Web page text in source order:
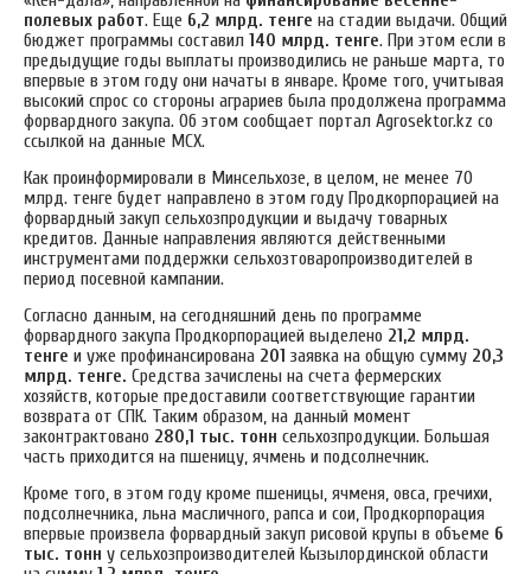
полевых работ. Еще 6,2 млрд. тенге на стадии выдачи. Общий
бюджет программы составил 140 млрд. тенге. При этом если в
предыдущие годы выплаты производились не раньше марта, то
впервые в этом году они начаты в январе. Кроме того, учитывая
высокий спрос со стороны аграриев была продолжена программа
форвардного закупа. Об этом сообщает портал Аgrosektor.kz со
ссылкой на данные МСХ.
Как проинформировали в Минсельхозе, в целом, не менее 70
млрд. тенге будет направлено в этом году Продкорпорацией на
форвардный закуп сельхозпродукции и выдачу товарных
кредитов. Данные направления являются действенными
инструментами поддержки сельхозтоваропроизводителей в
период посевной кампании.
Согласно данным, на сегодняшний день по программе
форвардного закупа Продкорпорацией выделено 21,2 млрд.
тенге и уже профинансирована 201 заявка на общую сумму 20,3
млрд. тенге. Средства зачислены на счета фермерских
хозяйств, которые предоставили соответствующие гарантии
возврата от СПК. Таким образом, на данный момент
законтрактовано 280,1 тыс. тонн сельхозпродукции. Большая
часть приходится на пшеницу, ячмень и подсолнечник.
Кроме того, в этом году кроме пшеницы, ячменя, овса, гречихи,
подсолнечника, льна масличного, рапса и сои, Продкорпорация
впервые произвела форвардный закуп рисовой крупы в объеме 6
тыс. тонн у сельхозпроизводителей Кызылординской области